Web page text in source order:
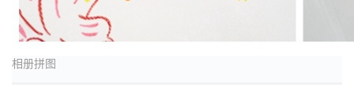
相册拼图